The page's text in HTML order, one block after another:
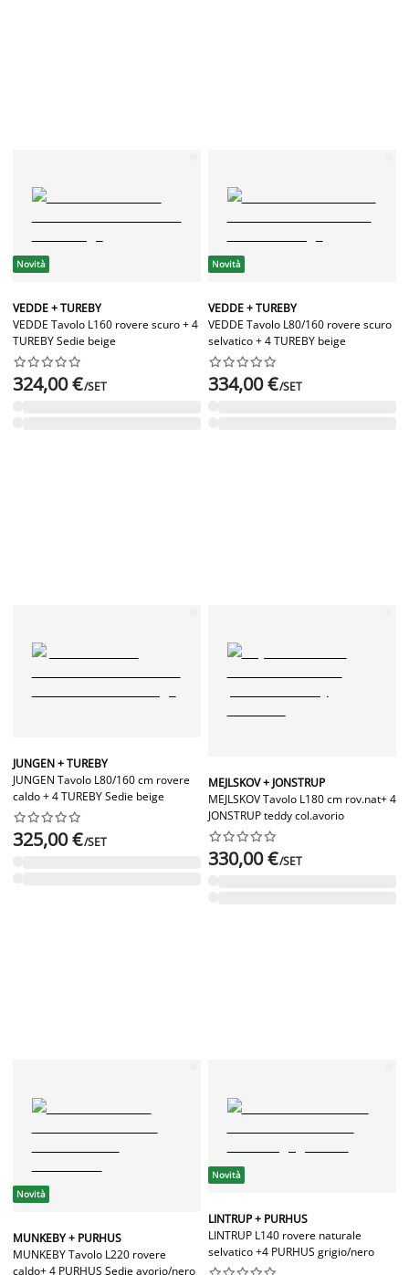
Novità
VEDDE + TUREBY
VEDDE Tavolo L160 rovere scuro + 4
TUREBY Sedie beige






324,00 €/SET
Novità
VEDDE + TUREBY
VEDDE Tavolo L80/160 rovere scuro
selvatico + 4 TUREBY beige






334,00 €/SET
JUNGEN + TUREBY
JUNGEN Tavolo L80/160 cm rovere
caldo + 4 TUREBY Sedie beige






325,00 €/SET
MEJLSKOV + JONSTRUP
MEJLSKOV Tavolo L180 cm rov.nat+ 4
JONSTRUP teddy col.avorio






330,00 €/SET
Novità
MUNKEBY + PURHUS
MUNKEBY Tavolo L220 rovere
caldo+ 4 PURHUS Sedie avorio/nero
Novità
LINTRUP + PURHUS
LINTRUP L140 rovere naturale
selvatico +4 PURHUS grigio/nero





